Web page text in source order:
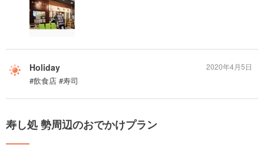
Holiday
#飲食店 #寿司
2020年4月5日
寿し処 勢周辺のおでかけプラン